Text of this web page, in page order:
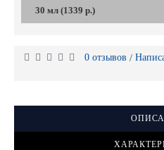
30 мл (1339 р.)
0 отзывов /